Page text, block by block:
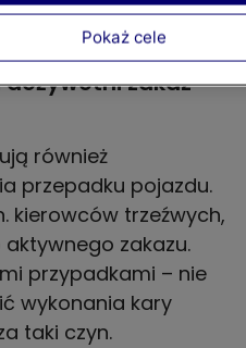
zakaz
również
przepadku pojazdu.
kierowców trzeźwych,
zakazu.
przypadkami – nie
wykonania kary
taki czyn.
Pokaż cele